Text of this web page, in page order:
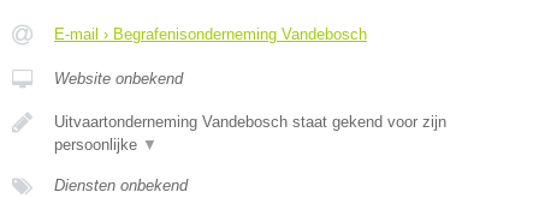
E-mail › Begrafenisonderneming Vandebosch
Website onbekend
Uitvaartonderneming Vandebosch staat gekend voor zijn
persoonlijke ▼
Diensten onbekend